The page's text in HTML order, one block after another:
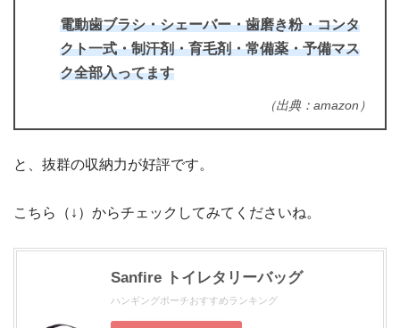
電動歯ブラシ・シェーバー・歯磨き粉・コンタ
クト一式・制汗剤・育毛剤・常備薬・予備マス
ク全部入ってます
（出典：amazon）
と、抜群の収納力が好評です。
こちら（↓）からチェックしてみてくださいね。
Sanfire トイレタリーバッグ
ハンギングポーチおすすめランキング